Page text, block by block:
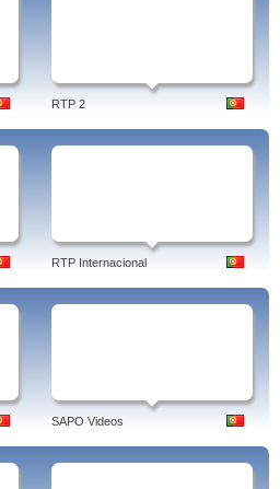
RTP 2
RTP Internacional
SAPO Videos